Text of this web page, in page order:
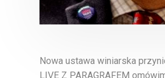
Nowa ustawa winiarska
LIVE Z PARAGRAFEM